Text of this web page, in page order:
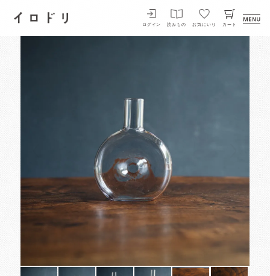
イロドリ
ログイン 読みもの お気にいり カート